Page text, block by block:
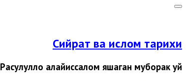
Сийрат ва ислом тарихи
Расулуллоҳ алайҳиссалом яшаган муборак уй